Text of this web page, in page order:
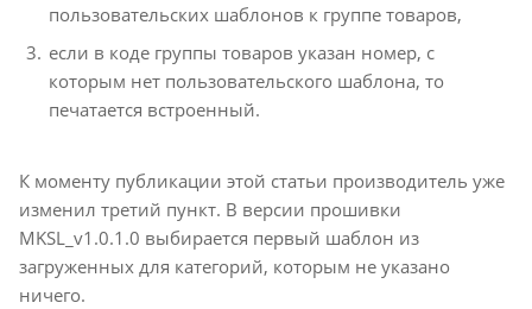
пользовательских шаблонов к группе товаров,
если в коде группы товаров указан номер, с
которым нет пользовательского шаблона, то
печатается встроенный.
К моменту публикации этой статьи производитель уже
изменил третий пункт. В версии прошивки
MKSL_v1.0.1.0 выбирается первый шаблон из
загруженных для категорий, которым не указано
ничего.